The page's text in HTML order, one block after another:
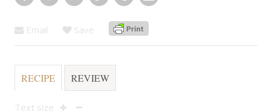
Email Save
RECIPE REVIEW
Text size